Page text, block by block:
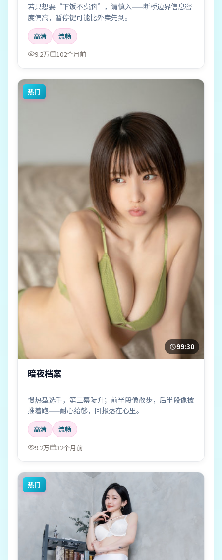
若只想要“下饭不费脑”，请慎入——断桥边界信息密
度偏高，暂停键可能比外卖先到。
高清
流畅
9.2万
102个月前
热门
99:30
暗夜档案
慢热型选手，第三幕陡升；前半段像散步，后半段像被
推着跑——耐心给够，回报落在心里。
高清
流畅
9.2万
32个月前
热门